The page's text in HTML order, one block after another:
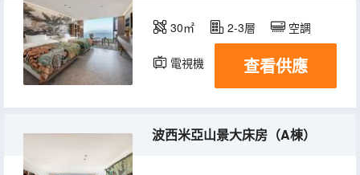
30㎡ 2-3層 空調
電視機 冰箱
查看供應
波西米亞山景大床房（A棟）